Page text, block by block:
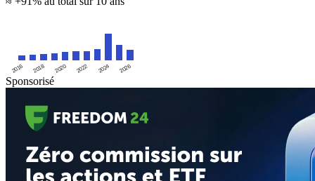
2016 2018 2020 2022 2024 2026
Sponsorisé